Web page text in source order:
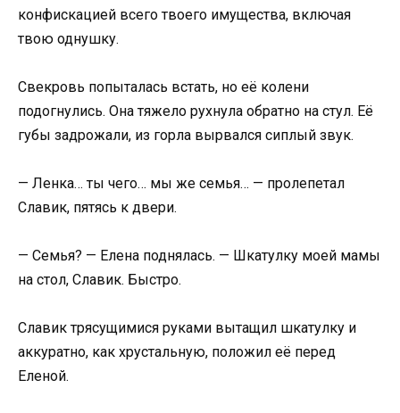
конфискацией всего твоего имущества, включая
твою однушку.
Свекровь попыталась встать, но её колени
подогнулись. Она тяжело рухнула обратно на стул. Её
губы задрожали, из горла вырвался сиплый звук.
— Ленка… ты чего… мы же семья… — пролепетал
Славик, пятясь к двери.
— Семья? — Елена поднялась. — Шкатулку моей мамы
на стол, Славик. Быстро.
Славик трясущимися руками вытащил шкатулку и
аккуратно, как хрустальную, положил её перед
Еленой.